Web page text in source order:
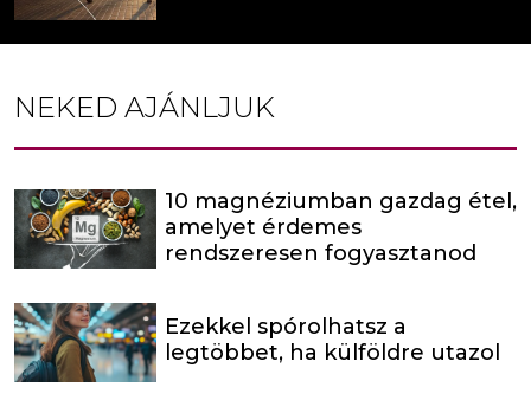
NEKED AJÁNLJUK
10 magnéziumban gazdag étel,
amelyet érdemes
rendszeresen fogyasztanod
Ezekkel spórolhatsz a
legtöbbet, ha külföldre utazol